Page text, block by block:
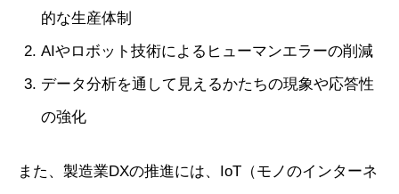
的な生産体制
AIやロボット技術によるヒューマンエラーの削減
データ分析を通して見えるかたちの現象や応答性
の強化
また、製造業DXの推進には、IoT（モノのインターネ